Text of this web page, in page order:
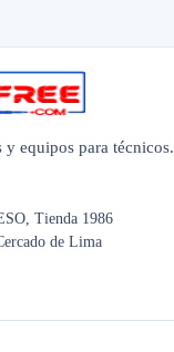
y equipos para técnicos.
Tienda 1986
de Lima